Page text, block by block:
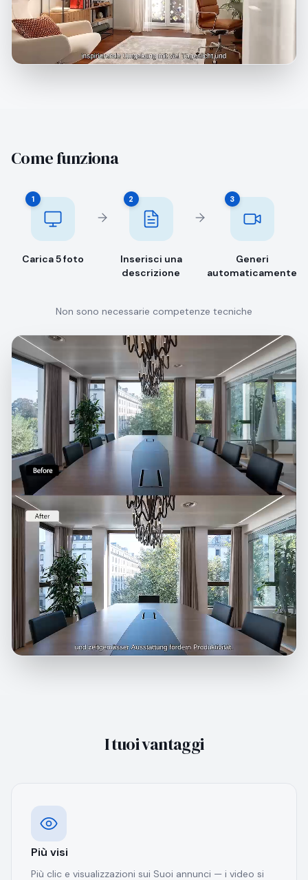
Come funziona
1
Carica 5 foto
2
Inserisci una
descrizione
3
Generi
automaticamente
Non sono necessarie competenze tecniche
I tuoi vantaggi
Più visi
Più clic e visualizzazioni sui Suoi annunci — i video si